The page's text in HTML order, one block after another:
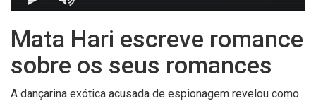
Mata Hari escreve romance
sobre os seus romances
A dançarina exótica acusada de espionagem revelou como